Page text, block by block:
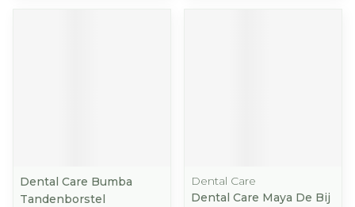
Dental Care Bumba
Tandenborstel
Dental Care
Dental Care Maya De Bij